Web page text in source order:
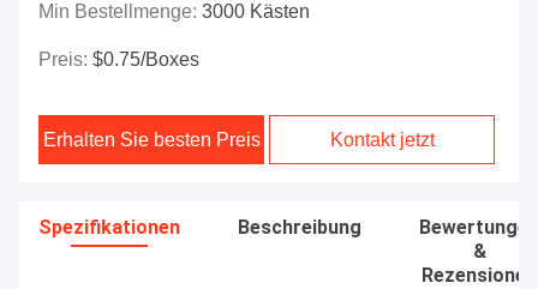
Min Bestellmenge: 3000 Kästen
Preis: $0.75/boxes
Erhalten Sie besten Preis Kontakt jetzt
Spezifikationen Beschreibung
Bewertungen
&
Rezensionen